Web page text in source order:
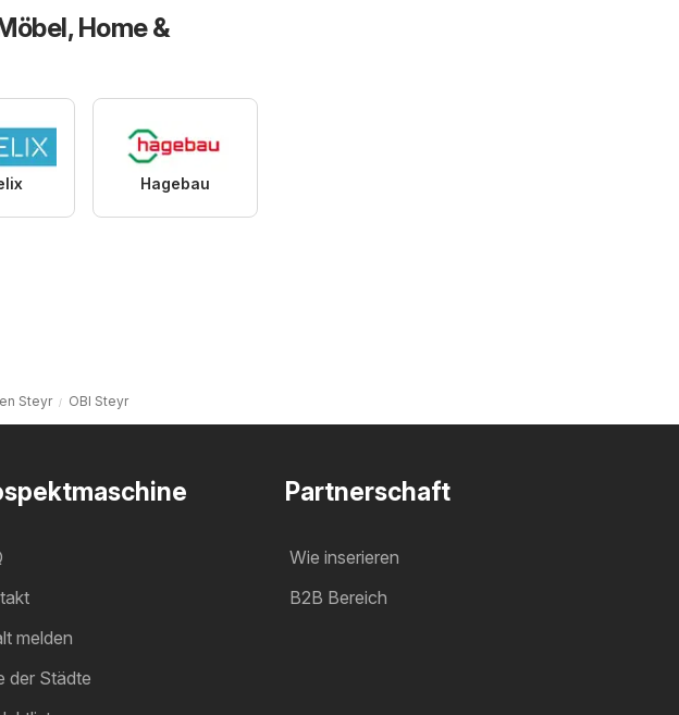
Home &
Hagebau
Steyr OBI Steyr
melden
der Städte
Partnerschaft
Wie inserieren
B2B Bereich